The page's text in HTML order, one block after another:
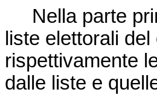
Nella parte
liste elettorali
rispettivamente
dalle liste e